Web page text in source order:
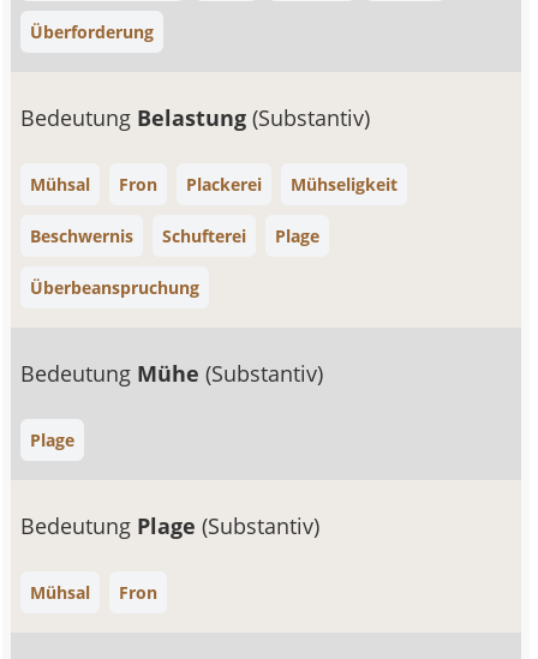
Überforderung
Bedeutung Belastung(Substantiv)
Mühsal Fron Plackerei Mühseligkeit
Beschwernis Schufterei Plage
Überbeanspruchung
Bedeutung Mühe(Substantiv)
Plage
Bedeutung Plage(Substantiv)
Mühsal Fron